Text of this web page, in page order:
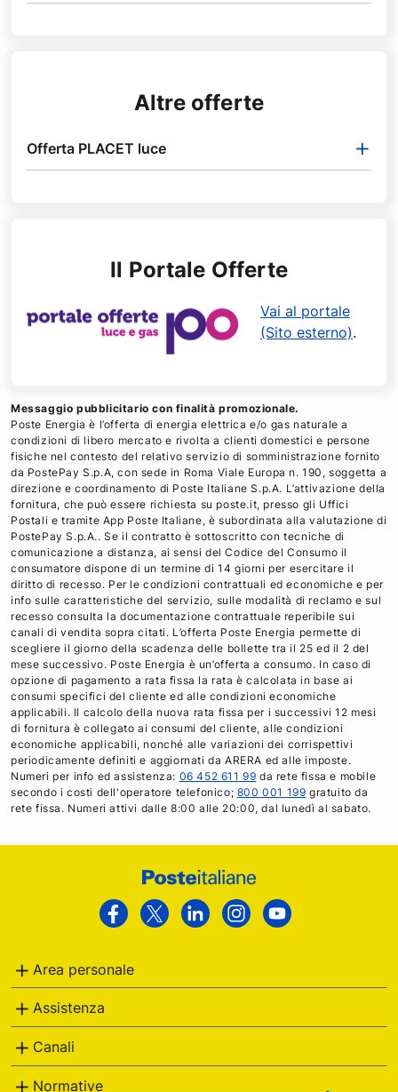
Altre offerte
Offerta PLACET luce
Il Portale Offerte
Vai al portale
(Sito esterno).
Messaggio pubblicitario con finalità promozionale.
Poste Energia è l’offerta di energia elettrica e/o gas naturale a
condizioni di libero mercato e rivolta a clienti domestici e persone
fisiche nel contesto del relativo servizio di somministrazione fornito
da PostePay S.p.A, con sede in Roma Viale Europa n. 190, soggetta a
direzione e coordinamento di Poste Italiane S.p.A. L’attivazione della
fornitura, che può essere richiesta su poste.it, presso gli Uffici
Postali e tramite App Poste Italiane, è subordinata alla valutazione di
PostePay S.p.A.. Se il contratto è sottoscritto con tecniche di
comunicazione a distanza, ai sensi del Codice del Consumo il
consumatore dispone di un termine di 14 giorni per esercitare il
diritto di recesso. Per le condizioni contrattuali ed economiche e per
info sulle caratteristiche del servizio, sulle modalità di reclamo e sul
recesso consulta la documentazione contrattuale reperibile sui
canali di vendita sopra citati. L’offerta Poste Energia permette di
scegliere il giorno della scadenza delle bollette tra il 25 ed il 2 del
mese successivo. Poste Energia è un’offerta a consumo. In caso di
opzione di pagamento a rata fissa la rata è calcolata in base ai
consumi specifici del cliente ed alle condizioni economiche
applicabili. Il calcolo della nuova rata fissa per i successivi 12 mesi
di fornitura è collegato ai consumi del cliente, alle condizioni
economiche applicabili, nonché alle variazioni dei corrispettivi
periodicamente definiti e aggiornati da ARERA ed alle imposte.
Numeri per info ed assistenza: 06 452 611 99 da rete fissa e mobile
secondo i costi dell'operatore telefonico; 800 001 199 gratuito da
rete fissa. Numeri attivi dalle 8:00 alle 20:00, dal lunedì al sabato.
Facebook
Twitter LinkedinInstagram
Area personale
Assistenza
Canali
Normative